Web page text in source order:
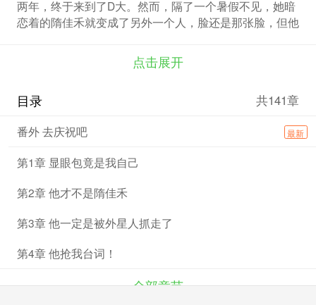
两年，终于来到了D大。然而，隔了一个暑假不见，她暗
恋着的隋佳禾就变成了另外一个人，脸还是那张脸，但他
子里顿时冒出很多可怕的猜测，有人为了顶替他的学藉而
整容成他的样子？他被妖怪夺舍了？还是从其他空间穿越
偷地跟着他，终于发现他不为人知的另一面!
点击展开
目录 共141章
番外 去庆祝吧 最新
第1章 显眼包竟是我自己
第2章 他才不是隋佳禾
第3章 他一定是被外星人抓走了
第4章 他抢我台词！
全部章节